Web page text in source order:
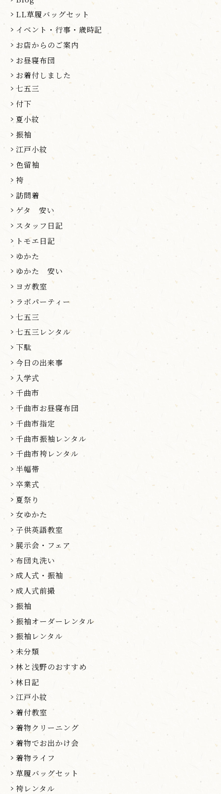
LL草履バッグセット
イベント・行事・歳時記
お店からのご案内
お昼寝布団
お着付しました
七五三
付下
夏小紋
振袖
江戸小紋
色留袖
袴
訪問着
ゲタ 安い
スタッフ日記
トモエ日記
ゆかた
ゆかた 安い
ヨガ教室
ラボパーティー
七五三
七五三レンタル
下駄
今日の出来事
入学式
千曲市
千曲市お昼寝布団
千曲市指定
千曲市振袖レンタル
千曲市袴レンタル
半幅帯
卒業式
夏祭り
女ゆかた
子供英語教室
展示会・フェア
布団丸洗い
成人式・振袖
成人式前撮
振袖
振袖オーダーレンタル
振袖レンタル
未分類
林と浅野のおすすめ
林日記
江戸小紋
着付教室
着物クリーニング
着物でお出かけ会
着物ライフ
草履バッグセット
袴レンタル